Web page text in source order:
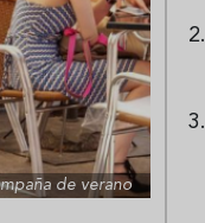
de verano